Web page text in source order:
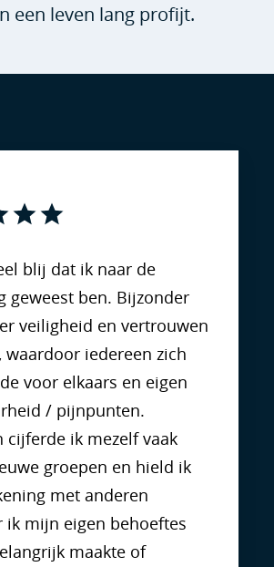
een leven lang profijt.
blij dat ik naar de
geweest ben. Bijzonder
veiligheid en vertrouwen
waardoor iedereen zich
voor elkaars en eigen
/ pijnpunten.
cijferde ik mezelf vaak
groepen en hield ik
met anderen
ik mijn eigen behoeftes
maakte of